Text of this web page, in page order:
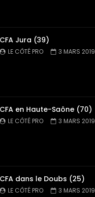
CFA Jura (39)
LE CÔTÉ PRO 3 MARS 2019
CFA en Haute-Saône (70)
LE CÔTÉ PRO 3 MARS 2019
CFA dans le Doubs (25)
LE CÔTÉ PRO 3 MARS 2019